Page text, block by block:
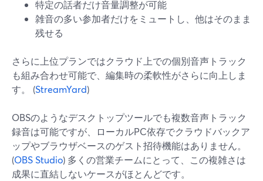
特定の話者だけ音量調整が可能
雑音の多い参加者だけをミュートし、他はそのまま
残せる
さらに上位プランではクラウド上での個別音声トラック
も組み合わせ可能で、編集時の柔軟性がさらに向上しま
す。 (StreamYard)
OBSのようなデスクトップツールでも複数音声トラック
録音は可能ですが、ローカルPC依存でクラウドバックア
ップやブラウザベースのゲスト招待機能はありません。
(OBS Studio) 多くの営業チームにとって、この複雑さは
成果に直結しないケースがほとんどです。